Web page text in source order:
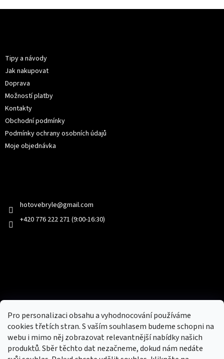
Pro personalizaci obsahu a vyhodnocování používáme
cookies třetích stran. S vaším souhlasem budeme schopni na
webu i mimo něj zobrazovat relevantnější nabídky našich
produktů. Sběr těchto dat nezačneme, dokud nám nedáte
Tipy a návody
Jak nakupovat
Doprava
Možností platby
Kontakty
Obchodní podmínky
Podmínky ochrany osobních údajů
Moje objednávka
hotovebryle@gmail.com
+420 776 222 271 (9:00-16:30)